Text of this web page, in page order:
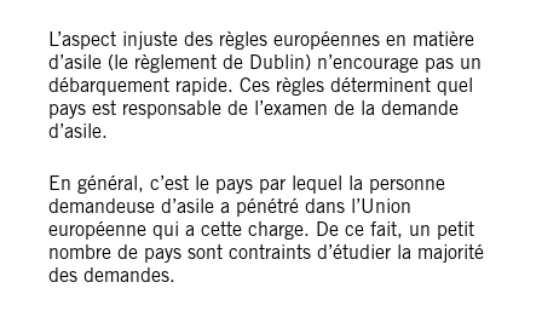
L’aspect injuste des règles européennes en matière
d’asile (le règlement de Dublin) n’encourage pas un
débarquement rapide. Ces règles déterminent quel
pays est responsable de l’examen de la demande
d’asile.
En général, c’est le pays par lequel la personne
demandeuse d’asile a pénétré dans l’Union
européenne qui a cette charge. De ce fait, un petit
nombre de pays sont contraints d’étudier la majorité
des demandes.